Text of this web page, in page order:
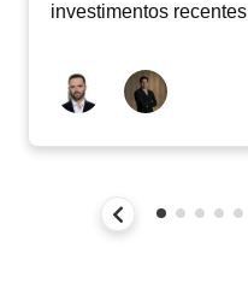
investimentos recentes